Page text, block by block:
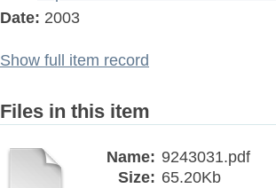
Date: 2003
Show full item record
Files in this item
Name: 9243031.pdf
Size: 65.20Kb